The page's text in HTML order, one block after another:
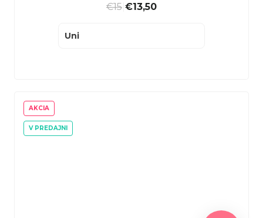
€15 €13,50
Uni
AKCIA
V PREDAJNI